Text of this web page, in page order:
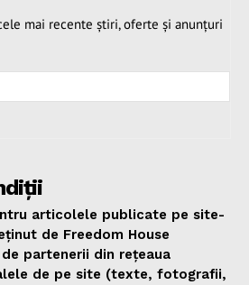
mai recente știri, oferte și anunțuri
articolele publicate pe site-
de Freedom House
partenerii din rețeaua
de pe site (texte, fotografii,